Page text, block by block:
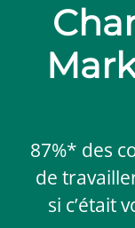
87%* des
de
si c’était